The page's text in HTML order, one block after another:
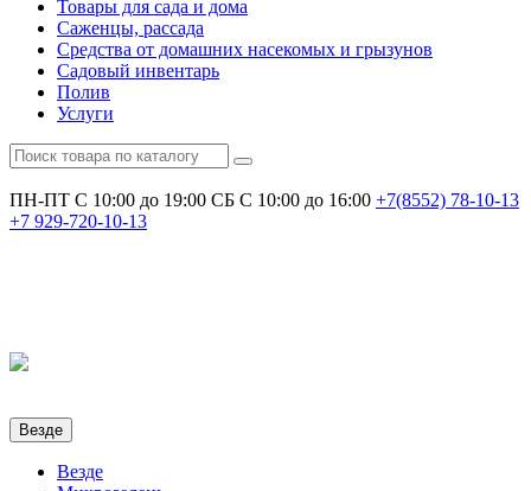
Товары для сада и дома
Саженцы, рассада
Средства от домашних насекомых и грызунов
Садовый инвентарь
Полив
Услуги
ПН-ПТ С 10:00 до 19:00 СБ С 10:00 до 16:00 +7(8552) 78-10-13
+7 929-720-10-13
Везде
Везде